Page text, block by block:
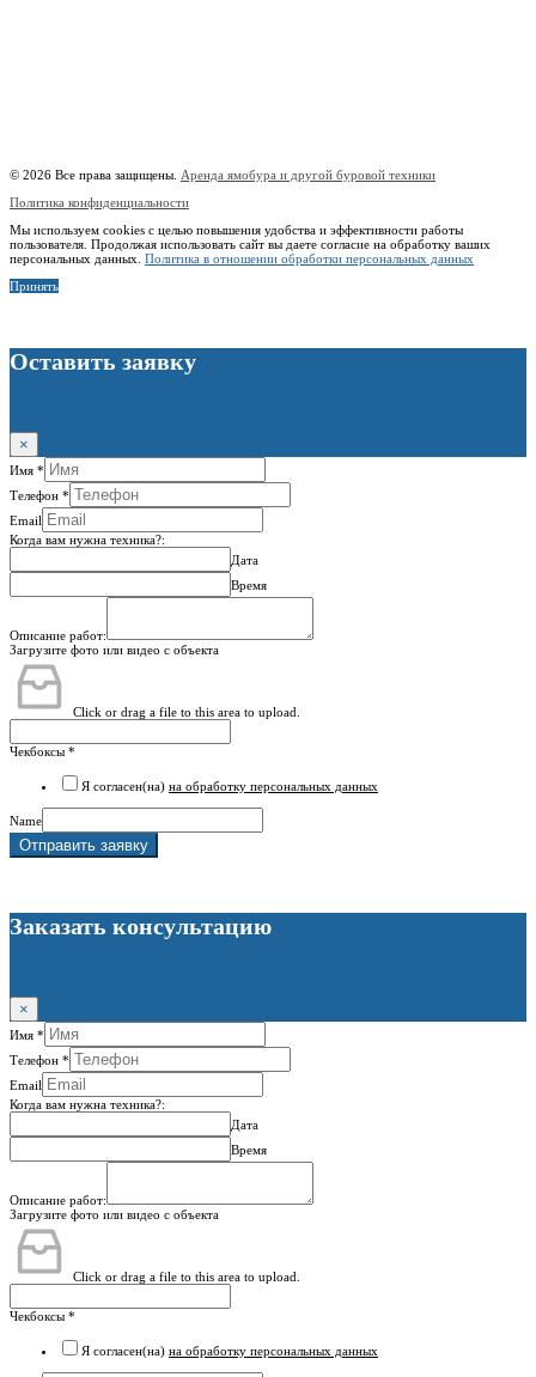
© 2026 Все права защищены. Аренда ямобура и другой буровой техники
Политика конфиденциальности
Мы используем cookies с целью повышения удобства и эффективности работы
пользователя. Продолжая использовать сайт вы даете согласие на обработку ваших
персональных данных. Политика в отношении обработки персональных данных
Принять
Оставить заявку
×
Имя *
Телефон *
Email
Когда вам нужна техника?:
Дата
Время
Описание работ:
Загрузите фото или видео с объекта
Click or drag a file to this area to upload.
Чекбоксы *
Я согласен(на) на обработку персональных данных
Name
Отправить заявку
Заказать консультацию
×
Имя *
Телефон *
Email
Когда вам нужна техника?:
Дата
Время
Описание работ:
Загрузите фото или видео с объекта
Click or drag a file to this area to upload.
Чекбоксы *
Я согласен(на) на обработку персональных данных